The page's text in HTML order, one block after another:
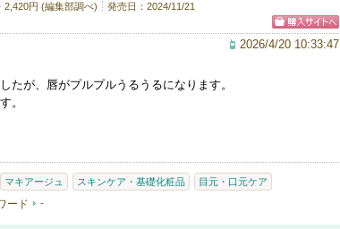
2,420円 (編集部調べ)
発売日：2024/11/21
2026/4/20 10:33:47
たが、唇がプルプルうるうるになります。
。
マキアージュ スキンケア・基礎化粧品 目元・口元ケア
ード -